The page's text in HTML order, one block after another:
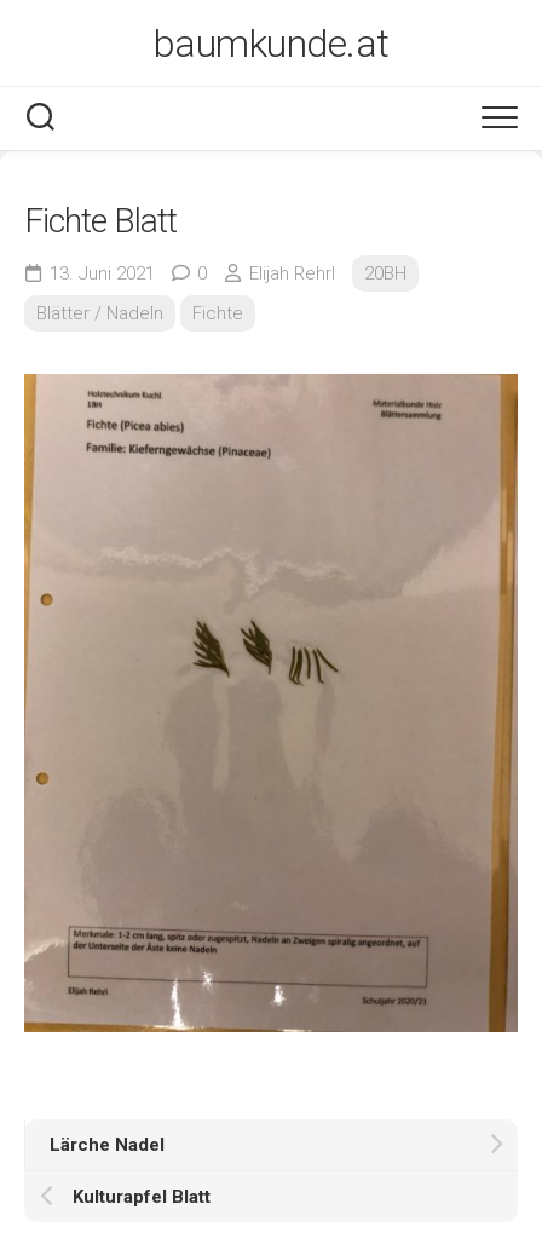
baumkunde.at
Fichte Blatt
13. Juni 2021 0 Elijah Rehrl
20BH
Blätter / Nadeln
Fichte
Lärche Nadel
Kulturapfel Blatt